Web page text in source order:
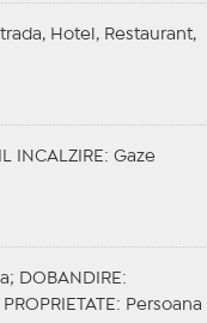
Hotel, Restaurant,
INCALZIRE : Gaze
DOBANDIRE :
: Persoana